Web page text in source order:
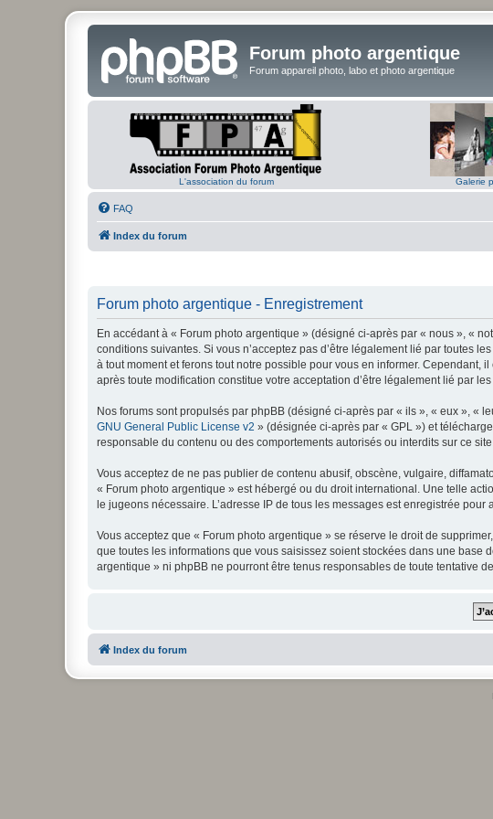
Forum photo argentique
Forum appareil photo, labo et photo argentique
L'association du forum Galerie
FAQ
Index du forum
Forum photo argentique - Enregistrement
En accédant à « Forum photo argentique » (désigné ci-après par « nous », «
conditions suivantes. Si vous n’acceptez pas d’être légalement lié par toutes
à tout moment et ferons tout notre possible pour vous en informer.
après toute modification constitue votre acceptation d’être légalement lié par
Nos forums sont propulsés par phpBB (désigné ci-après par « ils », « eux », «
GNU General Public License v2 » (désignée ci-après par « GPL ») et
responsable du contenu ou des comportements autorisés ou interdits sur ce
Vous acceptez de ne pas publier de contenu abusif, obscène, vulgaire,
« Forum photo argentique » est hébergé ou du droit international. Une telle
le jugeons nécessaire. L’adresse IP de tous les messages est enregistrée
Vous acceptez que « Forum photo argentique » se réserve le droit de
que toutes les informations que vous saisissez soient stockées dans une
argentique » ni phpBB ne pourront être tenus responsables de toute tentative
Index du forum